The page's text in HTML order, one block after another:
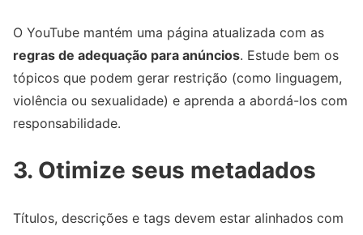
O YouTube mantém uma página atualizada com as
regras de adequação para anúncios. Estude bem os
tópicos que podem gerar restrição (como linguagem,
violência ou sexualidade) e aprenda a abordá-los com
responsabilidade.
3. Otimize seus metadados
Títulos, descrições e tags devem estar alinhados com